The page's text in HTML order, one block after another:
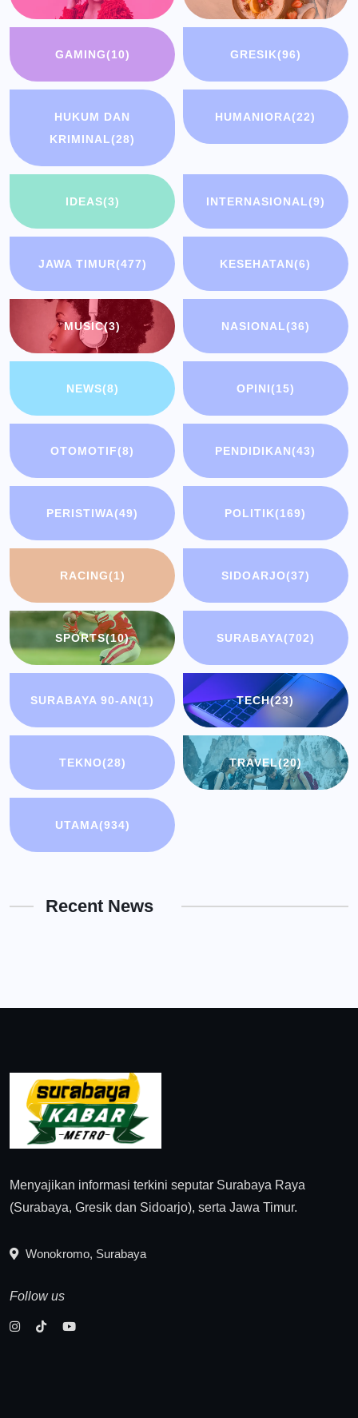
GAMING(10) GRESIK(96)
HUKUM DAN
KRIMINAL(28)
HUMANIORA(22)
IDEAS(3) INTERNASIONAL(9)
JAWA TIMUR(477) KESEHATAN(6)
MUSIC(3) NASIONAL(36)
NEWS(8) OPINI(15)
OTOMOTIF(8) PENDIDIKAN(43)
PERISTIWA(49) POLITIK(169)
RACING(1) SIDOARJO(37)
SPORTS(10) SURABAYA(702)
SURABAYA 90-AN(1) TECH(23)
TEKNO(28) TRAVEL(20)
UTAMA(934)
Recent News
Menyajikan informasi terkini seputar Surabaya Raya
(Surabaya, Gresik dan Sidoarjo), serta Jawa Timur.
Wonokromo, Surabaya
Follow us